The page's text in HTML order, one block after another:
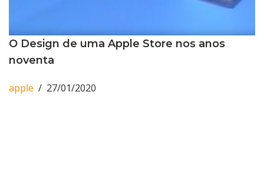
O Design de uma Apple Store nos anos
noventa
apple 27/01/2020